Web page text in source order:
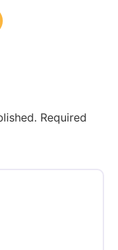
Required